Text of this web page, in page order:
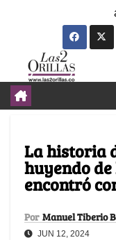
La historia
huyendo de
encontró
Por Manuel Tiberio
JUN 12, 2024